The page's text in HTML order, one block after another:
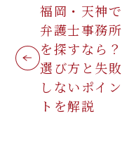
福岡・天神で
弁護士事務所
を探すなら？
選び方と失敗
しないポイン
トを解説